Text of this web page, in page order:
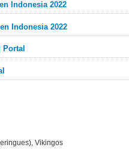
Indonesia 2022
Indonesia 2022
Portal
Vikingos